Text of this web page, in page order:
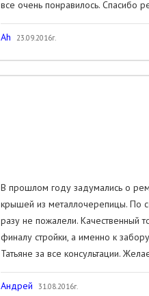
все очень понравилось. Спасибо
Ah 23.09.2016г.
В прошлом году задумались о
крышей из металлочерепицы. По
разу не пожалели. Качественный
финалу стройки, а именно к
Татьяне за все консультации.
Андрей 31.08.2016г.